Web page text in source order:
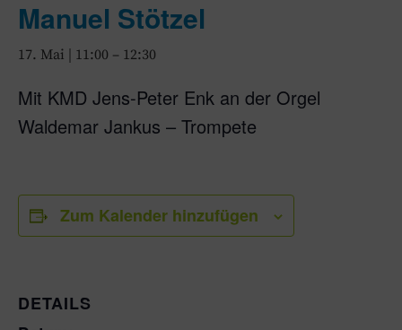
Manuel Stötzel
17. Mai | 11:00 – 12:30
Mit KMD Jens-Peter Enk an der Orgel
Waldemar Jankus – Trompete
Zum Kalender hinzufügen
DETAILS